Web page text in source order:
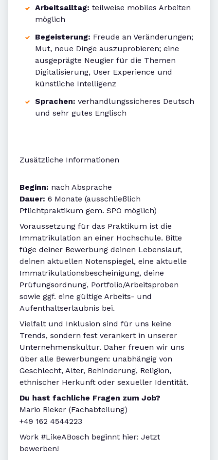
Arbeitsalltag: teilweise mobiles Arbeiten
möglich
Begeisterung: Freude an Veränderungen;
Mut, neue Dinge auszuprobieren; eine
ausgeprägte Neugier für die Themen
Digitalisierung, User Experience und
künstliche Intelligenz
Sprachen: verhandlungssicheres Deutsch
und sehr gutes Englisch
Zusätzliche Informationen
Beginn: nach Absprache
Dauer: 6 Monate (ausschließlich
Pflichtpraktikum gem. SPO möglich)
Voraussetzung für das Praktikum ist die
Immatrikulation an einer Hochschule. Bitte
füge deiner Bewerbung deinen Lebenslauf,
deinen aktuellen Notenspiegel, eine aktuelle
Immatrikulationsbescheinigung, deine
Prüfungsordnung, Portfolio/Arbeitsproben
sowie ggf. eine gültige Arbeits- und
Aufenthaltserlaubnis bei.
Vielfalt und Inklusion sind für uns keine
Trends, sondern fest verankert in unserer
Unternehmenskultur. Daher freuen wir uns
über alle Bewerbungen: unabhängig von
Geschlecht, Alter, Behinderung, Religion,
ethnischer Herkunft oder sexueller Identität.
Du hast fachliche Fragen zum Job?
Mario Rieker (Fachabteilung)
+49 162 4544223
Work #LikeABosch beginnt hier: Jetzt
bewerben!